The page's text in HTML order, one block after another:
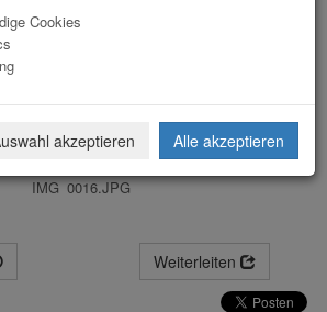
IMG_0016.JPG
Weiterleiten
Cookies
akzeptieren Alle akzeptieren